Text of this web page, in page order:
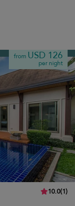
from USD 126
per night
10.0(1)